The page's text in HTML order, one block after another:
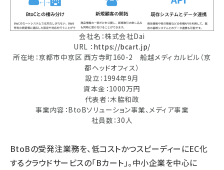
会社名：株式会社Dai
URL ： https://bcart.jp/
所在地：京都市中京区 西方寺町160-2 船越メディカルビル（京
都ヘッドオフィス）
設立：1994年9月
資本金：1000万円
代表者：木脇和政
事業内容：BtoBソリューション事業、メディア事業
社員数：30人
BtoBの受発注業務を、低コストかつスピーディーにEC化
するクラウドサービスの「Bカート」。中小企業を中心に